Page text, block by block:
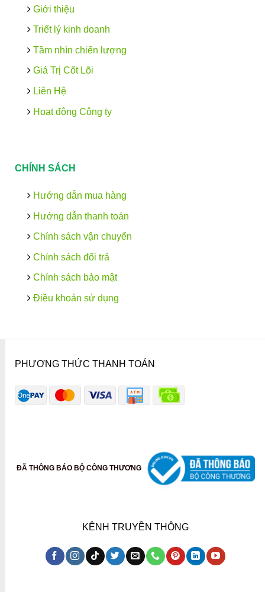
Giới thiệu
Triết lý kinh doanh
Tầm nhìn chiến lượng
Giá Trị Cốt Lõi
Liên Hệ
Hoạt động Công ty
CHÍNH SÁCH
Hướng dẫn mua hàng
Hướng dẫn thanh toán
Chính sách vận chuyển
Chính sách đổi trả
Chính sách bảo mật
Điều khoản sử dụng
PHƯƠNG THỨC THANH TOÁN
ĐÃ THÔNG BÁO BỘ CÔNG THƯƠNG
KÊNH TRUYỀN THÔNG